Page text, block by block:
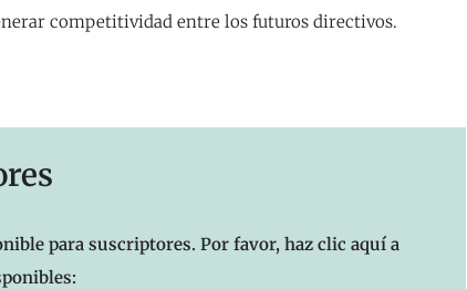
competitividad entre los futuros directivos.
para suscriptores. Por favor, haz clic aquí a